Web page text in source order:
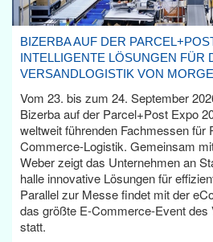
BIZERBA AUF DER
INTELLIGENTE LÖSUNGEN FÜR
VERSANDLOGISTIK VON
Vom 23. bis zum 24. September
Bizerba auf der Parcel+Post Expo
weltweit führenden Fachmessen für
Commerce-Logistik. Gemeinsam
Weber zeigt das Unternehmen an
halle innovative Lösungen für
Parallel zur Messe findet mit der
das größte E-Commerce-Event des
statt.